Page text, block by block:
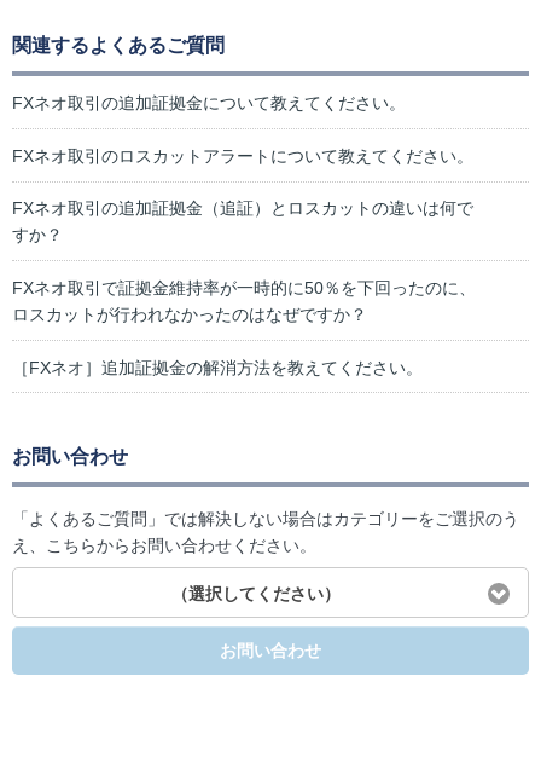
関連するよくあるご質問
FXネオ取引の追加証拠金について教えてください。
FXネオ取引のロスカットアラートについて教えてください。
FXネオ取引の追加証拠金（追証）とロスカットの違いは何で
すか？
FXネオ取引で証拠金維持率が一時的に50％を下回ったのに、
ロスカットが行われなかったのはなぜですか？
［FXネオ］追加証拠金の解消方法を教えてください。
お問い合わせ
「よくあるご質問」では解決しない場合はカテゴリーをご選択のう
え、こちらからお問い合わせください。
（選択してください）
お問い合わせ